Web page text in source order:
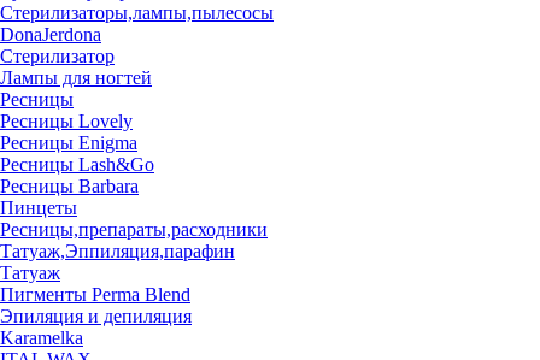
Стерилизаторы,лампы,пылесосы
DonaJerdona
Стерилизатор
Лампы для ногтей
Ресницы
Ресницы Lovely
Ресницы Enigma
Ресницы Lash&Go
Ресницы Barbara
Пинцеты
Ресницы,препараты,расходники
Татуаж,Эппиляция,парафин
Татуаж
Пигменты Perma Blend
Эпиляция и депиляция
Karamelka